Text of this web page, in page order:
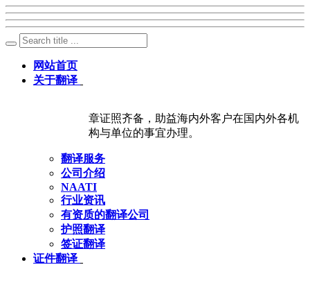
网站首页
关于翻译
章证照齐备，助益海内外客户在国内外各机
构与单位的事宜办理。
翻译服务
公司介绍
NAATI
行业资讯
有资质的翻译公司
护照翻译
签证翻译
证件翻译